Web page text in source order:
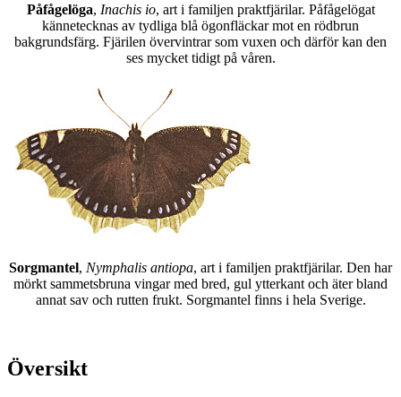
Påfågelöga, Inachis io, art i familjen praktfjärilar. Påfågelögat
kännetecknas av tydliga blå ögonfläckar mot en rödbrun
bakgrundsfärg. Fjärilen övervintrar som vuxen och därför kan den
ses mycket tidigt på våren.
Sorgmantel, Nymphalis antiopa, art i familjen praktfjärilar. Den har
mörkt sammetsbruna vingar med bred, gul ytterkant och äter bland
annat sav och rutten frukt. Sorgmantel finns i hela Sverige.
Översikt